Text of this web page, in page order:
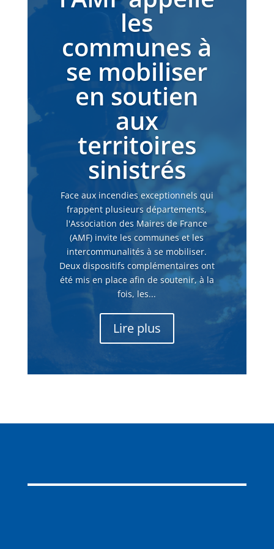
les
communes à
se mobiliser
en soutien
aux
territoires
sinistrés
Face aux incendies exceptionnels qui
frappent plusieurs départements,
l'Association des Maires de France
(AMF) invite les communes et les
intercommunalités à se mobiliser.
Deux dispositifs complémentaires ont
été mis en place afin de soutenir, à la
fois, les...
Lire plus